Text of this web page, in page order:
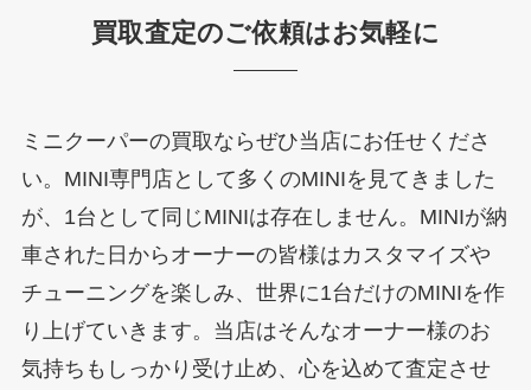
買取査定のご依頼はお気軽に
ミニクーパーの買取ならぜひ当店にお任せくださ
い。MINI専門店として多くのMINIを見てきました
が、1台として同じMINIは存在しません。MINIが納
車された日からオーナーの皆様はカスタマイズや
チューニングを楽しみ、世界に1台だけのMINIを作
り上げていきます。当店はそんなオーナー様のお
気持ちもしっかり受け止め、心を込めて査定させ